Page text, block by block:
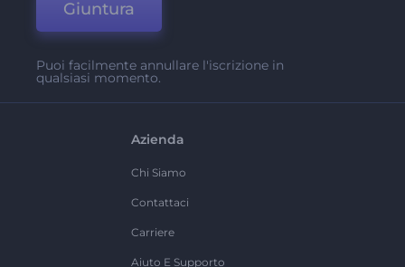
Giuntura
Puoi facilmente annullare l'iscrizione in
qualsiasi momento.
Azienda
Chi Siamo
Contattaci
Carriere
Aiuto E Supporto